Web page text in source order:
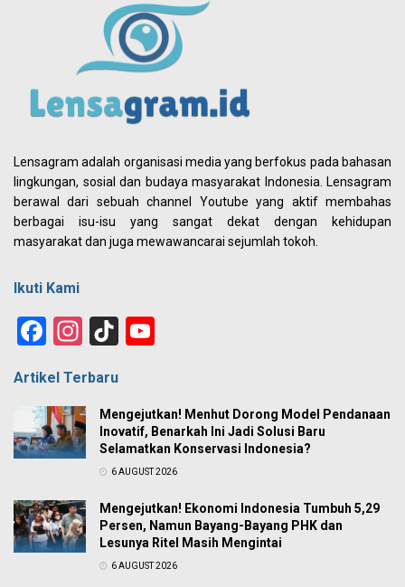
Lensagram adalah organisasi media yang berfokus pada bahasan
lingkungan, sosial dan budaya masyarakat Indonesia. Lensagram
berawal dari sebuah channel Youtube yang aktif membahas
berbagai isu-isu yang sangat dekat dengan kehidupan
masyarakat dan juga mewawancarai sejumlah tokoh.
Ikuti Kami
Facebook
Instagram
TikTok
Artikel Terbaru
Mengejutkan! Menhut Dorong Model Pendanaan
Inovatif, Benarkah Ini Jadi Solusi Baru
Selamatkan Konservasi Indonesia?
6 AUGUST 2026
Mengejutkan! Ekonomi Indonesia Tumbuh 5,29
Persen, Namun Bayang-Bayang PHK dan
Lesunya Ritel Masih Mengintai
6 AUGUST 2026